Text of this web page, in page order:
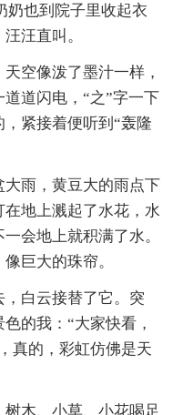
奶也到院子里收起衣
汪直叫。
空像泼了墨汁一样，
道闪电，“之”字一下
紧接着便听到“轰隆
雨，黄豆大的雨点下
地上溅起了水花，水
会地上就积满了水。
巨大的珠帘。
白云接替了它。突
的我：“大家快看，
真的，彩虹仿佛是天
木、小草、小花喝足